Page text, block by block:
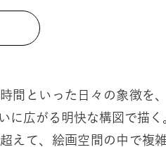
間といった日々の象徴を
に広がる明快な構図で描く
えて、絵画空間の中で複